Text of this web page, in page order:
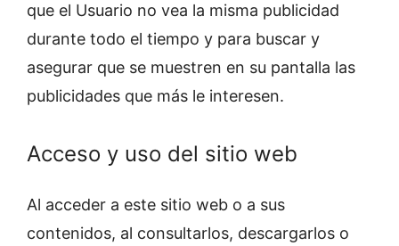
que el Usuario no vea la misma publicidad
durante todo el tiempo y para buscar y
asegurar que se muestren en su pantalla las
publicidades que más le interesen.
Acceso y uso del sitio web
Al acceder a este sitio web o a sus
contenidos, al consultarlos, descargarlos o